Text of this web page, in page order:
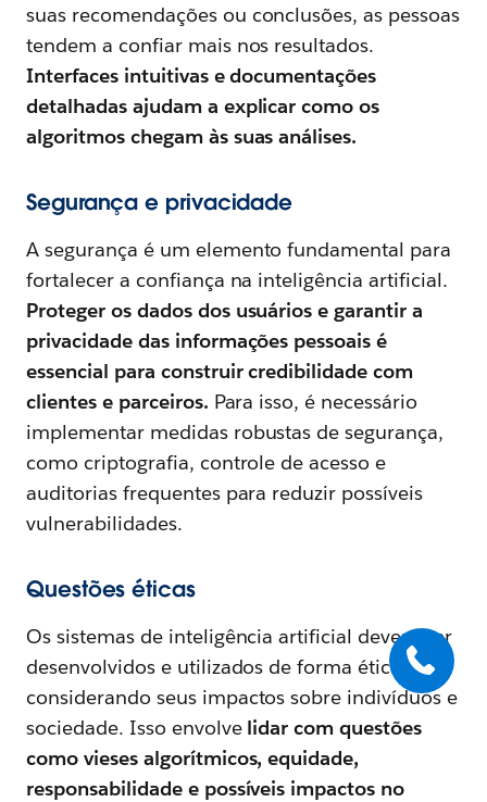
suas recomendações ou conclusões, as pessoas
tendem a confiar mais nos resultados.
Interfaces intuitivas e documentações
detalhadas ajudam a explicar como os
algoritmos chegam às suas análises.
Segurança e privacidade
A segurança é um elemento fundamental para
fortalecer a confiança na inteligência artificial.
Proteger os dados dos usuários e garantir a
privacidade das informações pessoais é
essencial para construir credibilidade com
clientes e parceiros. Para isso, é necessário
implementar medidas robustas de segurança,
como criptografia, controle de acesso e
auditorias frequentes para reduzir possíveis
vulnerabilidades.
Questões éticas
Os sistemas de inteligência artificial devem ser
desenvolvidos e utilizados de forma ética,
considerando seus impactos sobre indivíduos e
sociedade. Isso envolvelidar com questões
como vieses algorítmicos, equidade,
responsabilidade e possíveis impactos no